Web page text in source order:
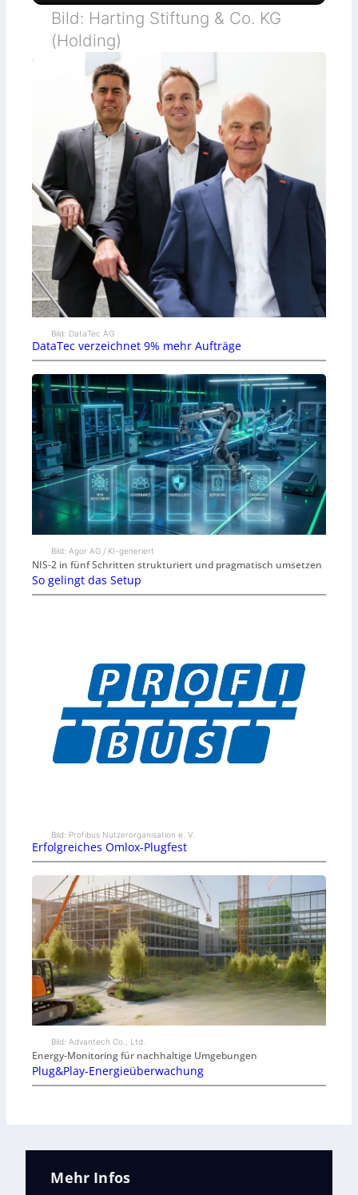
Bild: Harting Stiftung & Co. KG
(Holding)
Bild: DataTec AG
DataTec verzeichnet 9% mehr Aufträge
Bild: Agor AG / KI-generiert
NIS-2 in fünf Schritten strukturiert und pragmatisch umsetzen
So gelingt das Setup
Bild: Profibus Nutzerorganisation e. V.
Erfolgreiches Omlox-Plugfest
Bild: Advantech Co., Ltd.
Energy-Monitoring für nachhaltige Umgebungen
Plug&Play-Energieüberwachung
Mehr Infos